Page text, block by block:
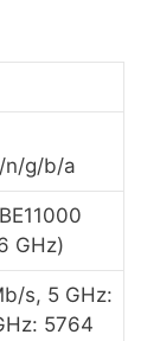
n/g/b/a
GHz)
s, 5 GHz:
5764